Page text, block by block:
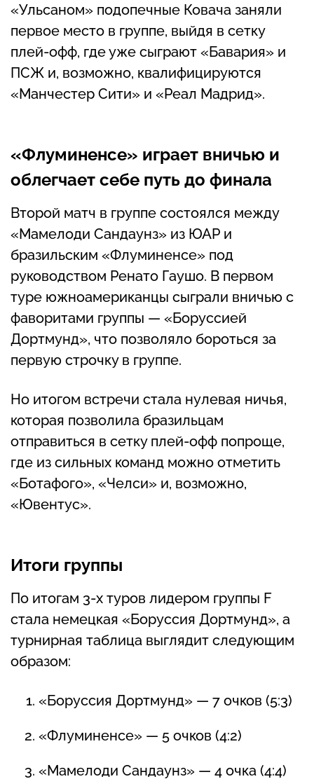
«Ульсаном» подопечные Ковача заняли
первое место в группе, выйдя в сетку
плей-офф, где уже сыграют «Бавария» и
ПСЖ и, возможно, квалифицируются
«Манчестер Сити» и «Реал Мадрид».
«Флуминенсе» играет вничью и
облегчает себе путь до финала
Второй матч в группе состоялся между
«Мамелоди Сандаунз» из ЮАР и
бразильским «Флуминенсе» под
руководством Ренато Гаушо. В первом
туре южноамериканцы сыграли вничью с
фаворитами группы — «Боруссией
Дортмунд», что позволяло бороться за
первую строчку в группе.
Но итогом встречи стала нулевая ничья,
которая позволила бразильцам
отправиться в сетку плей-офф попроще,
где из сильных команд можно отметить
«Ботафого», «Челси» и, возможно,
«Ювентус».
Итоги группы
По итогам 3-х туров лидером группы F
стала немецкая «Боруссия Дортмунд», а
турнирная таблица выглядит следующим
образом:
«Боруссия Дортмунд» — 7 очков (5:3)
«Флуминенсе» — 5 очков (4:2)
«Мамелоди Сандаунз» — 4 очка (4:4)